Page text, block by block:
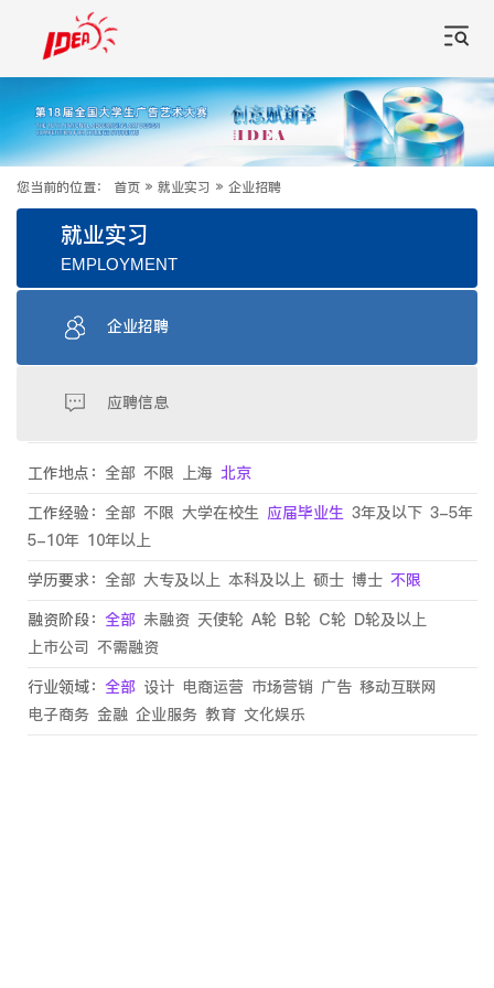
您当前的位置： 首页 » 就业实习 » 企业招聘
就业实习
EMPLOYMENT
企业招聘
应聘信息
工作地点： 全部 不限 上海 北京
工作经验： 全部 不限 大学在校生 应届毕业生 3年及以下 3-5年
5-10年 10年以上
学历要求： 全部 大专及以上 本科及以上 硕士 博士 不限
融资阶段： 全部 未融资 天使轮 A轮 B轮 C轮 D轮及以上
上市公司 不需融资
行业领域： 全部 设计 电商运营 市场营销 广告 移动互联网
电子商务 金融 企业服务 教育 文化娱乐